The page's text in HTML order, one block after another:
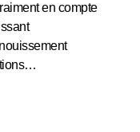
en compte